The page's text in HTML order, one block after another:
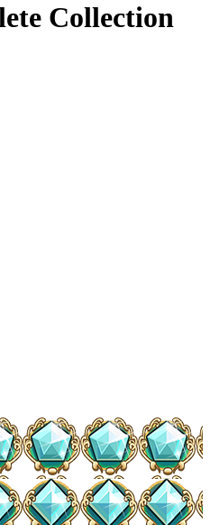
Collection